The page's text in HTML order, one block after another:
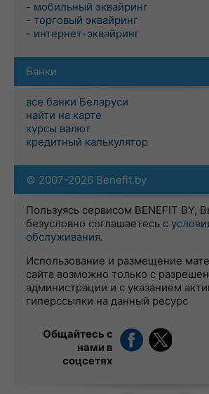
- мобильный эквайринг
- торговый эквайринг
- интернет-эквайринг
Банки
все банки Беларуси
найти на карте
курсы валют
кредитный калькулятор
© 2007-2026 Benefit.by
Пользуясь сервисом BENEFIT BY,
безусловно соглашаетесь с
обслуживания.
Использование и размещение
сайта возможно только с
администрации и с указанием
гиперссылки на данный ресурс
Общайтесь с
нами в
соцсетях